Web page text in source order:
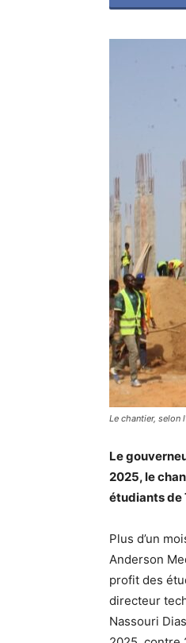
Le chantier, selon
Le
2025, le
étudiants de
Plus d’un
Anderson
profit des
directeur
Nassouri